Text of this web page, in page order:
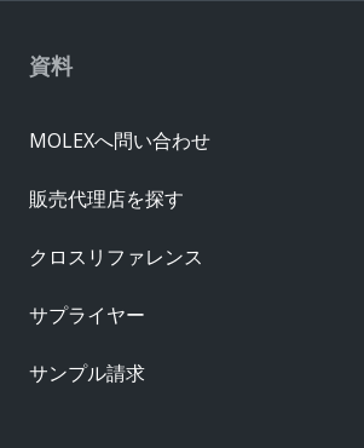
資料
MOLEXへ問い合わせ
販売代理店を探す
クロスリファレンス
サプライヤー
サンプル請求